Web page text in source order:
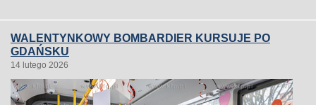
WALENTYNKOWY BOMBARDIER KURSUJE PO
GDAŃSKU
14 lutego 2026